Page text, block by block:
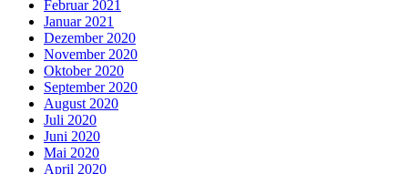
Februar 2021
Januar 2021
Dezember 2020
November 2020
Oktober 2020
September 2020
August 2020
Juli 2020
Juni 2020
Mai 2020
April 2020